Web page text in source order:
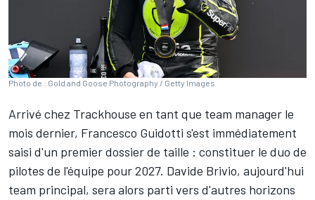
Photo de : Gold and Goose Photography / Getty Images
Arrivé chez Trackhouse en tant que team manager le
mois dernier, Francesco Guidotti s'est immédiatement
saisi d'un premier dossier de taille : constituer le duo de
pilotes de l'équipe pour 2027. Davide Brivio, aujourd'hui
team principal, sera alors parti vers d'autres horizons